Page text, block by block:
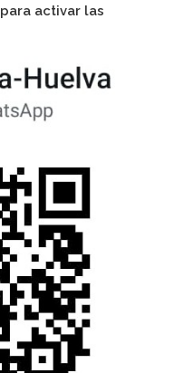
para activar las